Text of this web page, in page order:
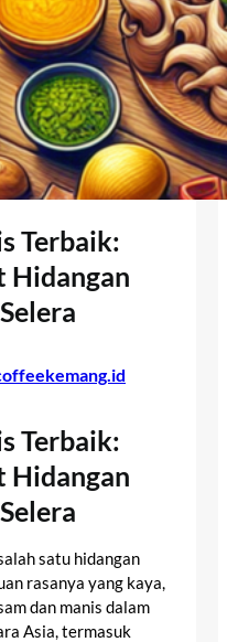
Terbaik:
Hidangan
Terbaik:
Hidangan
satu hidangan
rasanya yang kaya,
dan manis dalam
Asia, termasuk